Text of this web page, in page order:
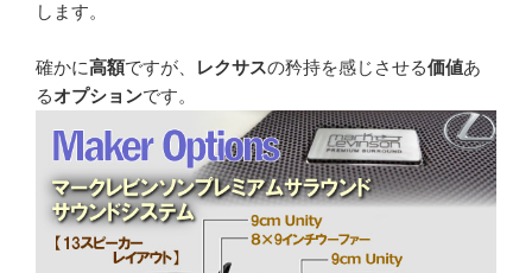
します。
確かに高額ですが、 レクサスの矜持を感じさせる価値あ
るオプションです。